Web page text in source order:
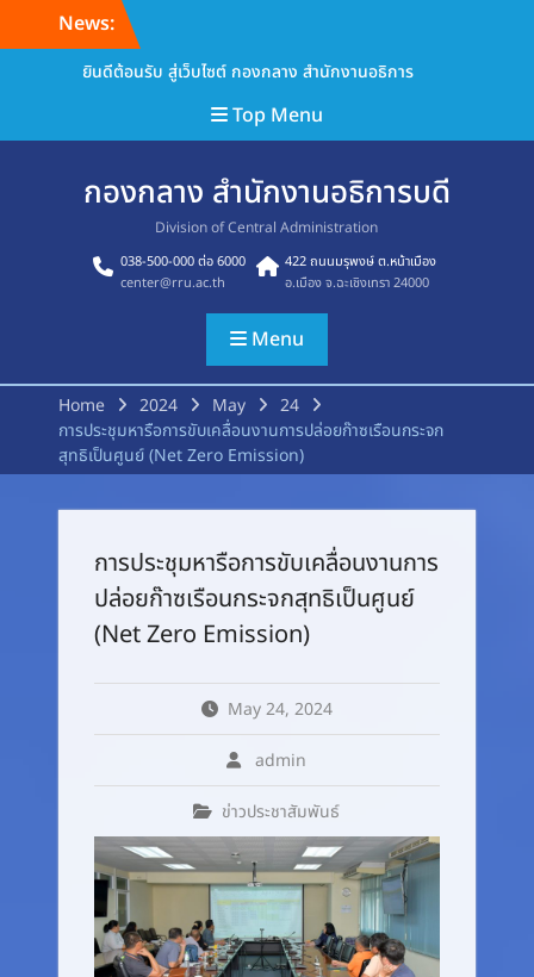
News:
ยินดีต้อนรับ สู่เว็บไซต์ กองกลาง สำนักงานอธิการ
Top Menu
กองกลาง สำนักงานอธิการบดี
Division of Central Administration
038-500-000 ต่อ 6000
center@rru.ac.th
422 ถนนมรุพงษ์ ต.หน้าเมือง
อ.เมือง จ.ฉะเชิงเทรา 24000
Menu
Home 2024 May
24
การประชุมหารือการขับเคลื่อนงานการปล่อยก๊าซเรือนกระจก
สุทธิเป็นศูนย์ (Net Zero Emission)
การประชุมหารือการขับเคลื่อนงานการ
ปล่อยก๊าซเรือนกระจกสุทธิเป็นศูนย์
(Net Zero Emission)
May 24, 2024
admin
ข่าวประชาสัมพันธ์